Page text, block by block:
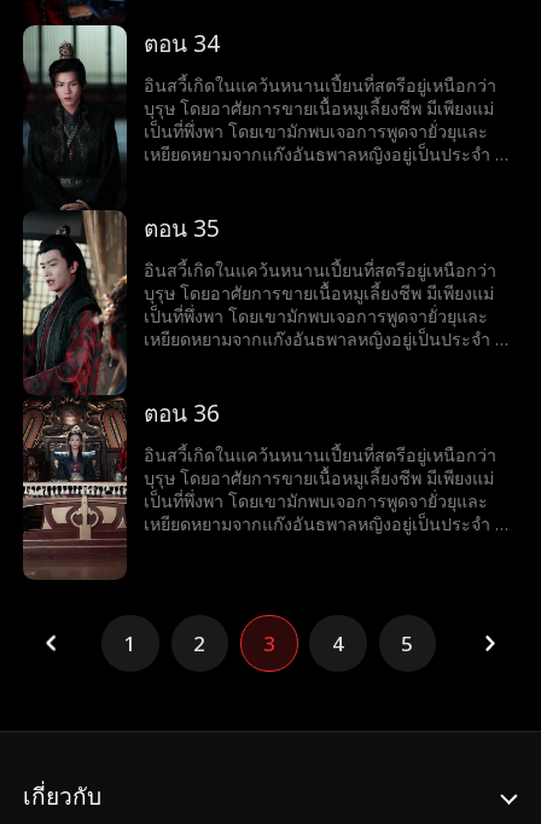
ฝึกฝนวิทยายุทธ์ แต่อินสวี้กลับมีใจที่อยากออกทัพไป
วิทยายุทธ์ลับหลังแม่ เพื่อทำให้ปณิธานที่หวังไว้เป็น
จริง อินสวี้ไม่สนใจที่แม่คัดค้านการเข้าร่วมงาน
ชุมนุมเทพนักรบ ทว่าเขากลับเริ่มเข้าใกล้ชาติ
กำเนิดของตัวเองที่ลานเทพนักรบทีละนิด...
ตอน 34
อินสวี้เกิดในแคว้นหนานเปี้ยนที่สตรีอยู่เหนือกว่า
บุรุษ โดยอาศัยการขายเนื้อหมูเลี้ยงชีพ มีเพียงแม่
เป็นที่พึ่งพา โดยเขามักพบเจอการพูดจายั่วยุและ
เหยียดหยามจากแก๊งอันธพาลหญิงอยู่เป็นประจำ จึง
ฝึกฝนวิทยายุทธ์ แต่อินสวี้กลับมีใจที่อยากออกทัพไป
วิทยายุทธ์ลับหลังแม่ เพื่อทำให้ปณิธานที่หวังไว้เป็น
จริง อินสวี้ไม่สนใจที่แม่คัดค้านการเข้าร่วมงาน
ชุมนุมเทพนักรบ ทว่าเขากลับเริ่มเข้าใกล้ชาติ
กำเนิดของตัวเองที่ลานเทพนักรบทีละนิด...
ตอน 35
อินสวี้เกิดในแคว้นหนานเปี้ยนที่สตรีอยู่เหนือกว่า
บุรุษ โดยอาศัยการขายเนื้อหมูเลี้ยงชีพ มีเพียงแม่
เป็นที่พึ่งพา โดยเขามักพบเจอการพูดจายั่วยุและ
เหยียดหยามจากแก๊งอันธพาลหญิงอยู่เป็นประจำ จึง
ฝึกฝนวิทยายุทธ์ แต่อินสวี้กลับมีใจที่อยากออกทัพไป
วิทยายุทธ์ลับหลังแม่ เพื่อทำให้ปณิธานที่หวังไว้เป็น
จริง อินสวี้ไม่สนใจที่แม่คัดค้านการเข้าร่วมงาน
ชุมนุมเทพนักรบ ทว่าเขากลับเริ่มเข้าใกล้ชาติ
กำเนิดของตัวเองที่ลานเทพนักรบทีละนิด...
ตอน 36
อินสวี้เกิดในแคว้นหนานเปี้ยนที่สตรีอยู่เหนือกว่า
บุรุษ โดยอาศัยการขายเนื้อหมูเลี้ยงชีพ มีเพียงแม่
เป็นที่พึ่งพา โดยเขามักพบเจอการพูดจายั่วยุและ
เหยียดหยามจากแก๊งอันธพาลหญิงอยู่เป็นประจำ จึง
สังหารศัตรู และปกป้องแคว้น จึงมักจะแอบฝึกฝน
วิทยายุทธ์ลับหลังแม่ เพื่อทำให้ปณิธานที่หวังไว้เป็น
จริง อินสวี้ไม่สนใจที่แม่คัดค้านการเข้าร่วมงาน
1 2 3 4 5
เกี่ยวกับ